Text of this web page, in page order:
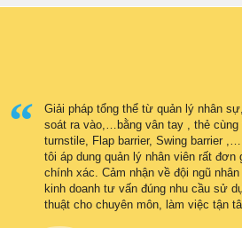
Giải pháp tổng thể từ quản lý nhân
soát ra vào,…bằng vân tay , thẻ cùng
turnstile, Flap barrier, Swing barrier
tôi áp dung quản lý nhân viên rất đơn
chính xác. Cảm nhận về đội ngũ nhân
kinh doanh tư vấn đúng nhu cầu sử
thuật cho chuyên môn, làm việc tận